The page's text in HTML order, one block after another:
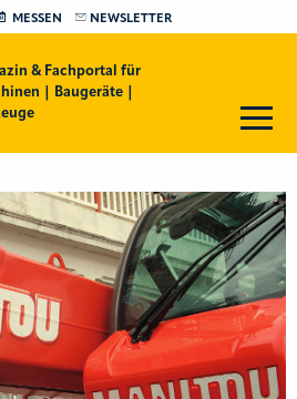
MESSEN NEWSLETTER
& Fachportal für
| Baugeräte |